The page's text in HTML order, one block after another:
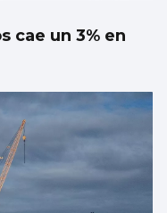
cae un 3% en